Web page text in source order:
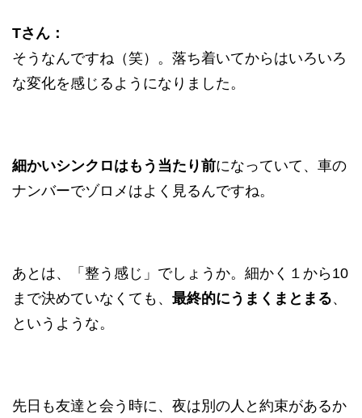
Tさん：
そうなんですね（笑）。落ち着いてからはいろいろ
な変化を感じるようになりました。
細かいシンクロはもう当たり前になっていて、車の
ナンバーでゾロメはよく見るんですね。
あとは、「整う感じ」でしょうか。細かく１から10
まで決めていなくても、 最終的にうまくまとまる、
というような。
先日も友達と会う時に、夜は別の人と約束があるか